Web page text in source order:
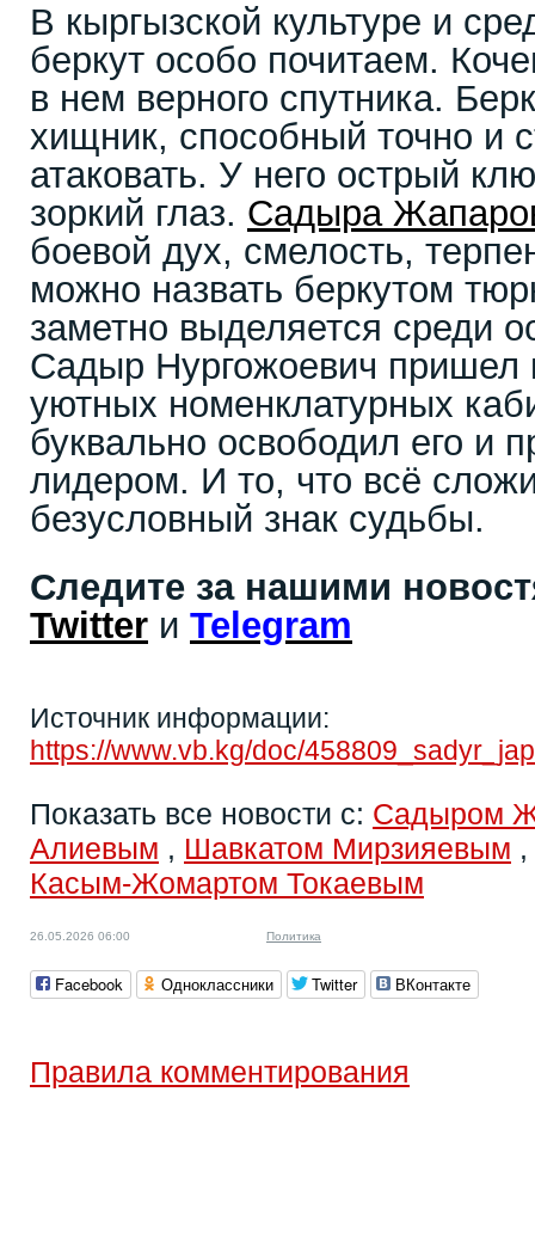
В кыргызской культуре и
беркут особо почитаем.
в нем верного спутника.
хищник, способный точно и
атаковать. У него острый
зоркий глаз. Садыра
боевой дух, смелость,
можно назвать беркутом
заметно выделяется среди
Садыр Нургожоевич пришел
уютных номенклатурных
буквально освободил его и
лидером. И то, что всё
безусловный знак судьбы.
Следите за нашими
Twitter и Telegram
Источник информации:
https://www.vb.kg/doc/
Показать все новости с: Садыром
Алиевым , Шавкатом Мирзияевым ,
Касым-Жомартом Токаевым
26.05.2026 06:00 Политика
Facebook Одноклассники Twitter ВКонтакте
Правила комментирования